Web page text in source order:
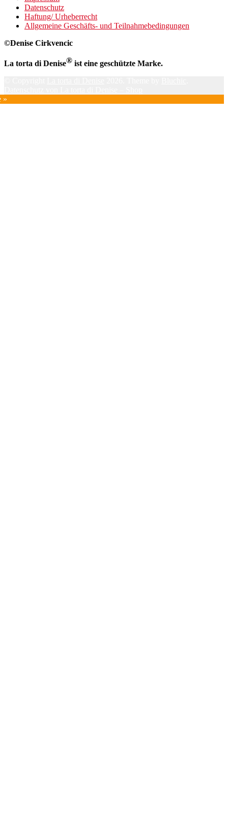
Datenschutz
Haftung/ Urheberrecht
Allgemeine Geschäfts- und Teilnahmebedingungen
©Denise Cirkvencic
La torta di Denise® ist eine geschützte Marke.
»